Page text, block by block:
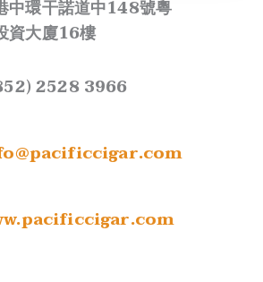
Hungary
克
78 ,office 1,
中環干諾道中148號粵
資大廈16樓
2528 3966